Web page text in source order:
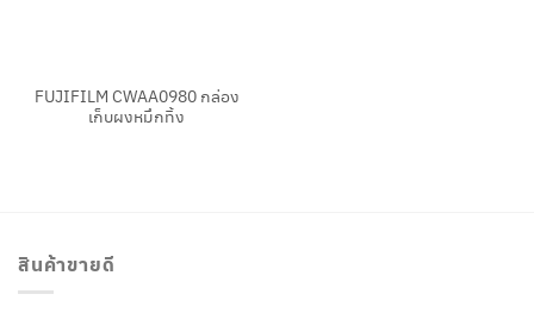
FUJIFILM CWAA0980 กล่อง
เก็บผงหมึกทิ้ง
สินค้าขายดี